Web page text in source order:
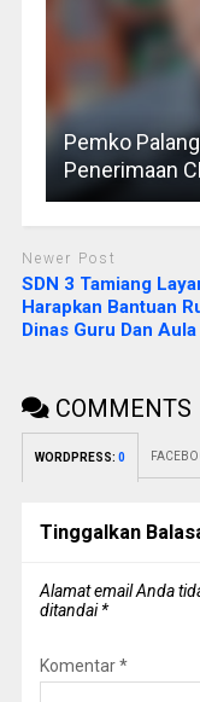
Pemko
Penerimaan
Newer Post
SDN 3 Tamiang
Harapkan Bantuan
Dinas Guru Dan Aula
COMMENTS
WORDPRESS: 0
Tinggalkan
Alamat email Anda
ditandai*
Komentar*